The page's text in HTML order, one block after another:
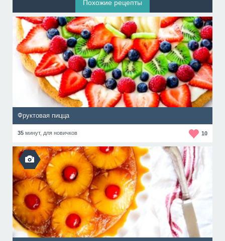
Похожие рецепты
Фруктовая пицца
35 минут, для новичков 10